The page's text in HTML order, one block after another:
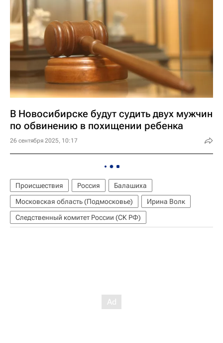
В Новосибирске будут судить двух мужчин
по обвинению в похищении ребенка
26 сентября 2025, 10:17
Происшествия Россия
Балашиха
Московская область (Подмосковье)
Ирина Волк
Следственный комитет России (СК РФ)